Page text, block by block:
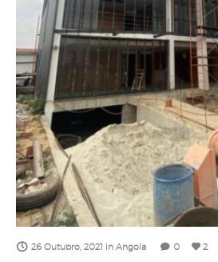
26 Outubro, 2021 in Angola 0 2